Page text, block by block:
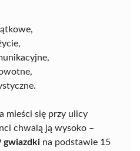
mieści się przy ulicy
chwalą ją wysoko –
gwiazdki na podstawie 15